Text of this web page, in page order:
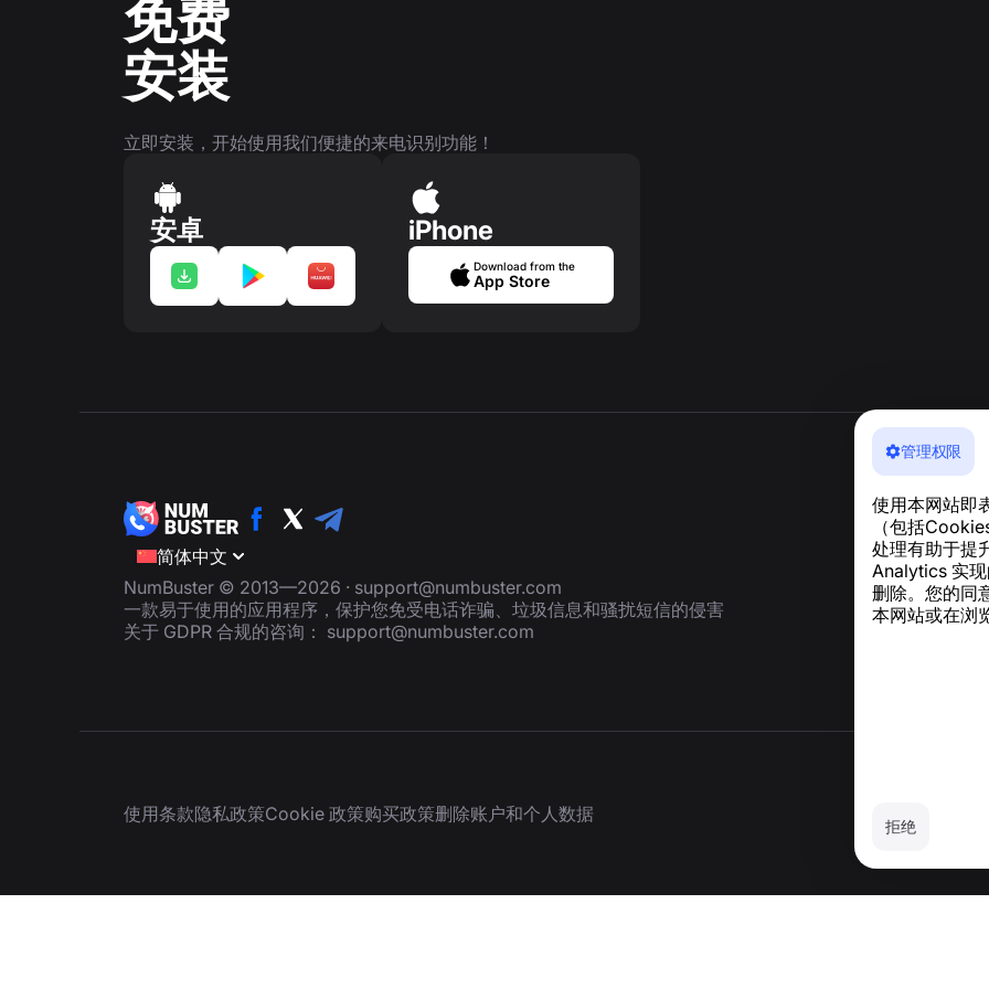
管理权限
使用本网站即
（包括
处理有助于提
Analytics 实
删除。您的同
本网站或在浏
拒绝
免费
安装
立即安装，开始使用我们便捷的来电识别功能！
安卓 iPhone
Download from the
App Store
简体中文
NumBuster © 2013—2026 · support@numbuster.com
一款易于使用的应用程序，保护您免受电话诈骗、垃圾信息和骚扰短信的侵害
关于 GDPR 合规的咨询： support@numbuster.com
使用条款隐私政策Cookie 政策购买政策删除账户和个人数据